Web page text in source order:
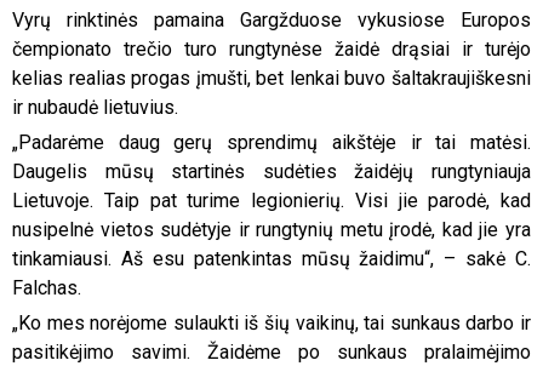
Vyrų rinktinės pamaina Gargžduose vykusiose Europos
čempionato trečio turo rungtynėse žaidė drąsiai ir turėjo
kelias realias progas įmušti, bet lenkai buvo šaltakraujiškesni
ir nubaudė lietuvius.
„Padarėme daug gerų sprendimų aikštėje ir tai matėsi.
Daugelis mūsų startinės sudėties žaidėjų rungtyniauja
Lietuvoje. Taip pat turime legionierių. Visi jie parodė, kad
nusipelnė vietos sudėtyje ir rungtynių metu įrodė, kad jie yra
tinkamiausi. Aš esu patenkintas mūsų žaidimu“, – sakė C.
Falchas.
„Ko mes norėjome sulaukti iš šių vaikinų, tai sunkaus darbo ir
pasitikėjimo savimi. Žaidėme po sunkaus pralaimėjimo